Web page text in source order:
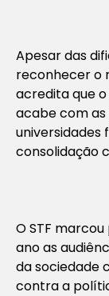
Apesar das
reconhecer o
acredita que
acabe com
universidades
consolidação
O STF
ano as
da sociedade
contra a